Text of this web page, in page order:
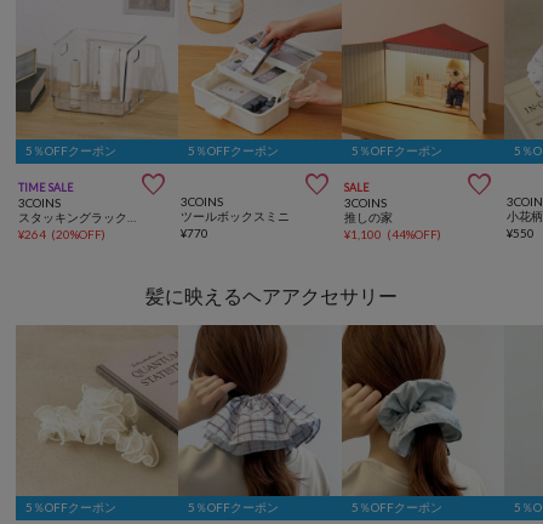
5％OFFクーポン
TIME SALE 
3COINS
¥264 (20%OFF)
5％OFFクーポン

3COINS
ツールボックスミニ
¥770
5％OFFクーポン
SALE 
3COINS
推しの家
¥1,100 (44%OFF)
5％
小花
¥550
髪に映えるヘアアクセサリー
5％OFFクーポン 5％OFFクーポン 5％OFFクーポン 5％